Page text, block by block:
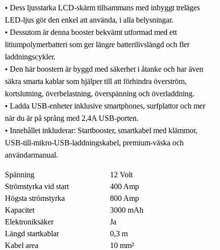
• Dess ljusstarka LCD-skärm tillsammans med inbyggt treläges
LED-ljus gör den enkel att använda, i alla belysningar.
• Dessutom är denna booster bekvämt utformad med ett
litiumpolymerbatteri som ger längre batterilivslängd och fler
laddningscykler.
• Den här boostern är byggd med säkerhet i åtanke och har även
säkra smarta kablar som hjälper till att förhindra överström,
kortslutning, överbelastning, överspänning och överladdning.
• Ladda USB-enheter inklusive smartphones, surfplattor och mer
när du är på språng med 2,4A USB-porten.
• Innehållet inkluderar: Startbooster, smartkabel med klämmor,
USB-till-mikro-USB-laddningskabel, premium-väska och
användarmanual.
Spänning
12 Volt
Strömstyrka vid start
400 Amp
Högsta strömstyrka
800 Amp
Kapacitet
3000 mAh
Elektroniksäker
Ja
Längd startkablar
0,3 m
Kabel area
10 mm²